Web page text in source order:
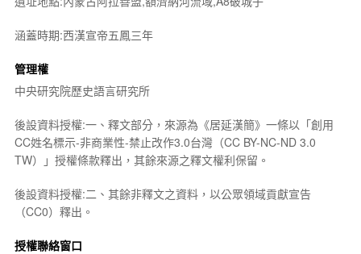
涵蓋時期:西漢宣帝五鳳三年
管理權
中央研究院歷史語言研究所
後設資料授權:一、釋文部分，來源為《居延漢簡》一條以「創用
CC姓名標示-非商業性-禁止改作3.0台灣（CC BY-NC-ND 3.0
TW）」授權條款釋出，其餘來源之釋文權利保留。
後設資料授權:二、其餘非釋文之資料，以公眾領域貢獻宣告
（CC0）釋出。
授權聯絡窗口